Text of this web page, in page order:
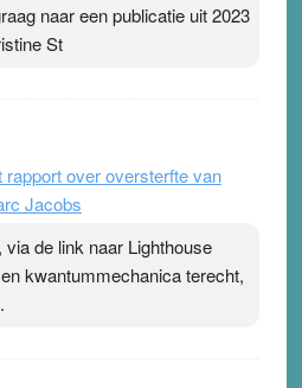
naar een publicatie uit 2023
St
rapport over oversterfte van
Jacobs
de link naar Lighthouse
kwantummechanica terecht,